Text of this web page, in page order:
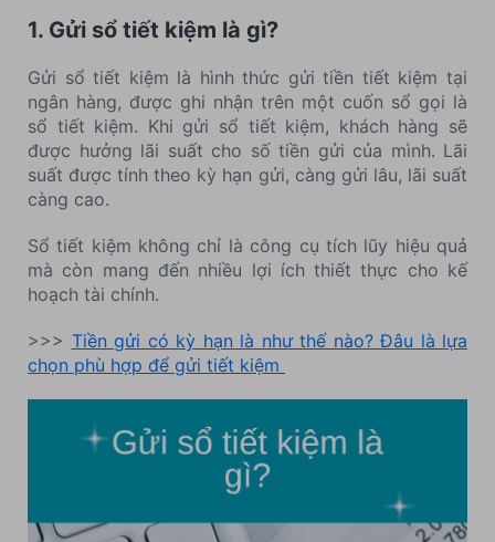
1. Gửi sổ tiết kiệm là gì?
Gửi sổ tiết kiệm là hình thức gửi tiền tiết kiệm tại
ngân hàng, được ghi nhận trên một cuốn sổ gọi là
sổ tiết kiệm. Khi gửi sổ tiết kiệm, khách hàng sẽ
được hưởng lãi suất cho số tiền gửi của mình. Lãi
suất được tính theo kỳ hạn gửi, càng gửi lâu, lãi suất
càng cao.
Sổ tiết kiệm không chỉ là công cụ tích lũy hiệu quả
mà còn mang đến nhiều lợi ích thiết thực cho kế
hoạch tài chính.
>>> Tiền gửi có kỳ hạn là như thế nào? Đâu là lựa
chọn phù hợp để gửi tiết kiệm